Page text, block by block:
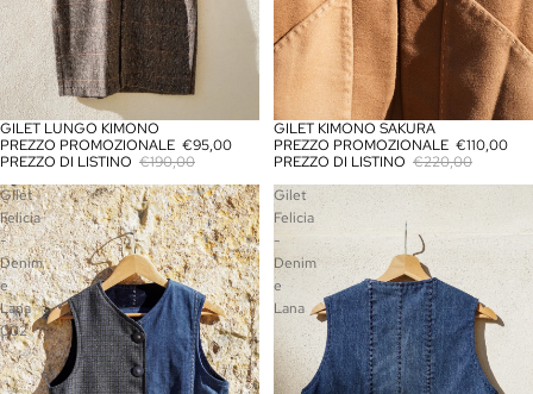
IN OFFERTA
GILET LUNGO KIMONO
PREZZO PROMOZIONALE €95,00
PREZZO DI LISTINO €190,00
IN OFFERTA
GILET KIMONO SAKURA
PREZZO PROMOZIONALE €110,00
PREZZO DI LISTINO €220,00
Gilet
Felicia
-
Denim
e
Lana
002
Gilet
Felicia
-
Denim
e
Lana